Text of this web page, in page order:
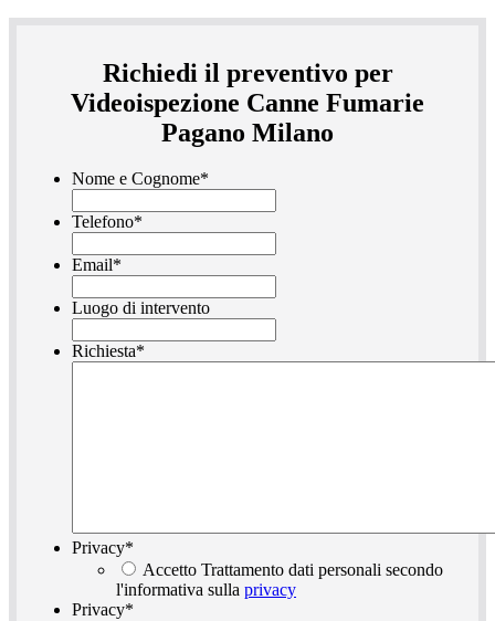
Richiedi il preventivo per
Videoispezione Canne Fumarie
Pagano Milano
Nome e Cognome*
Telefono*
Email*
Luogo di intervento
Richiesta*
Privacy*
Accetto Trattamento dati personali secondo
l'informativa sulla privacy
Privacy*